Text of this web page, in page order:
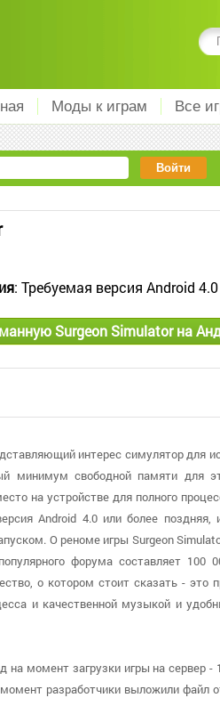
Моды к играм Все
: Требуемая версия Android
Surgeon Simulator на
интерес симулятор для
минимум свободной памяти для
на устройстве для полного
Android 4.0 или более
О реноме игры Surgeon
форума составляет 100
о котором стоит сказать - это
и качественной музыкой и
на момент загрузки игры на сервер
разработчики выложили файл